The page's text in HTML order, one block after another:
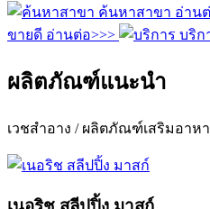
ค้นหาสาขา อ่าน
ขายดี อ่านต่อ>>> บริก
ผลิตภัณฑ์แนะนำ
เวชสำอาง / ผลิตภัณฑ์เสริมอา